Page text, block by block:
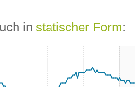
in statischer Form: